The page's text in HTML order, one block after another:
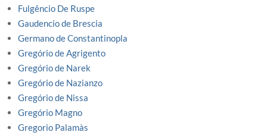
Fulgêncio De Ruspe
Gaudencio de Brescia
Germano de Constantinopla
Gregório de Agrigento
Gregório de Narek
Gregório de Nazianzo
Gregório de Nissa
Gregório Magno
Gregorio Palamàs